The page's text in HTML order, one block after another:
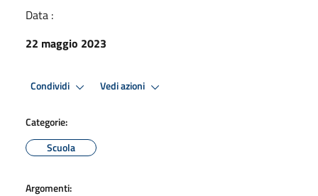
Data :
22 maggio 2023
Condividi Vedi azioni
Categorie:
Scuola
Argomenti: